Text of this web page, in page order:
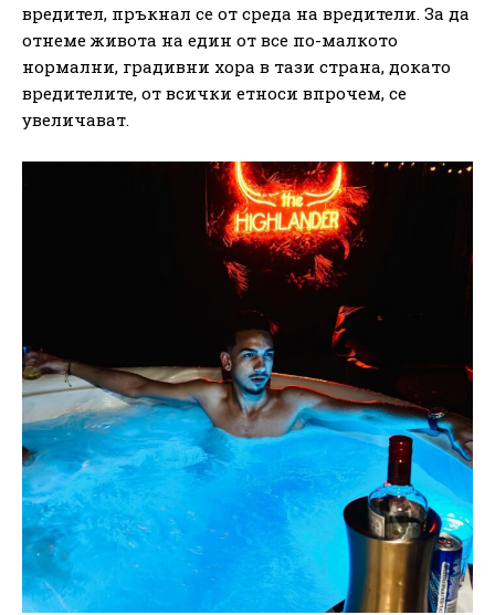
вредител, пръкнал се от среда на вредители. За да
отнеме живота на един от все по-малкото
нормални, градивни хора в тази страна, докато
вредителите, от всички етноси впрочем, се
увеличават.